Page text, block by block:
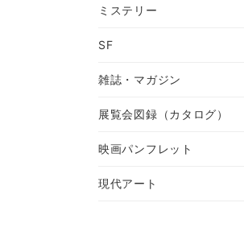
ミステリー
SF
雑誌・マガジン
展覧会図録（カタログ）
映画パンフレット
現代アート